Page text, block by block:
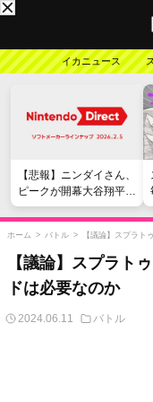
イカニュース
【悲報】ニンダイさん、
ピークが開幕大谷翔平の
がっかりダイレクトだっ
たと言われてしまう
ホーム > バトル > 【議論】スプラト
【議論】スプラト
ドは必要なのか
2024.06.11 バトル